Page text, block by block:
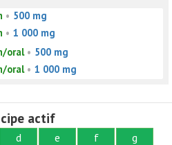
• 500 mg
• 1 000 mg
oral• 500 mg
oral• 1 000 mg
actif
d e f
g